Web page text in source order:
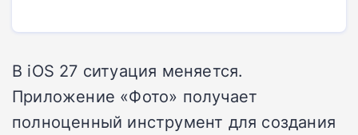
В iOS 27 ситуация меняется.
Приложение «Фото» получает
полноценный инструмент для создания